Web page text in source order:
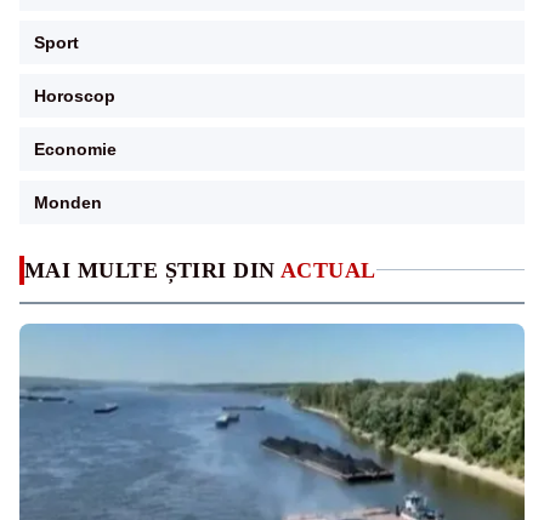
MAI MULTE ȘTIRI DIN ACTUAL
Sport
Horoscop
Economie
Monden